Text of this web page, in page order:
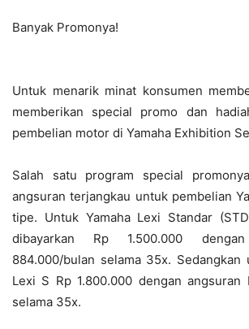
Banyak Promonya!
Untuk menarik minat konsumen
memberikan special promo dan
pembelian motor di Yamaha Exhibition
Salah satu program special
angsuran terjangkau untuk pembelian
tipe. Untuk Yamaha Lexi Standar
dibayarkan Rp 1.500.000
884.000/bulan selama 35x. Sedangkan
Lexi S Rp 1.800.000 dengan angsuran
selama 35x.